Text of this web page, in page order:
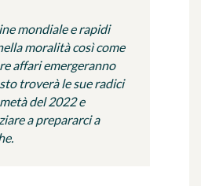
mondiale e rapidi
moralità così come
affari emergeranno
troverà le sue radici
del 2022 e
a prepararci a